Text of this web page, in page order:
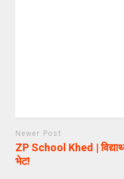
Newer Post
ZP School Khed |
भेट!